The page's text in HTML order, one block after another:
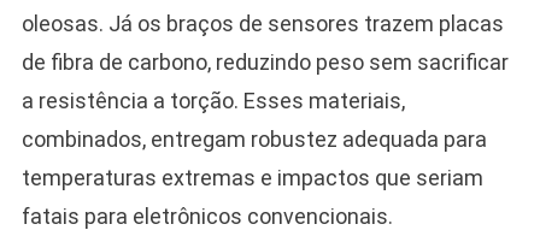
oleosas. Já os braços de sensores trazem placas
de fibra de carbono, reduzindo peso sem sacrificar
a resistência a torção. Esses materiais,
combinados, entregam robustez adequada para
temperaturas extremas e impactos que seriam
fatais para eletrônicos convencionais.